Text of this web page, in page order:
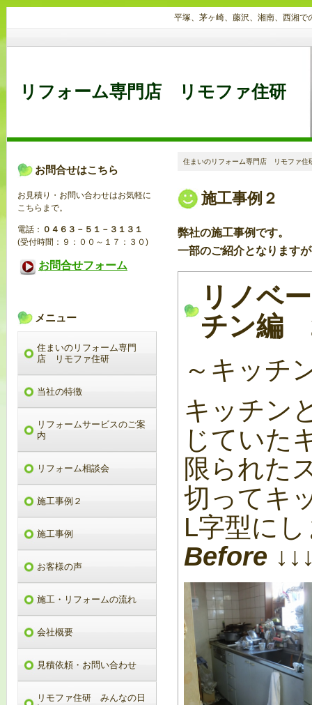
平塚、茅ヶ崎、藤沢、湘南、西湘
リフォーム専門店 リモファ住研
お問合せはこちら
お見積り・お問い合わせはお気軽に
こちらまで。
電話： ０４６３－５１－３１３１
(受付時間：９：００～１７：３０)
お問合せフォーム
メニュー
住まいのリフォーム専門
店 リモファ住研
当社の特徴
リフォームサービスのご案
内
リフォーム相談会
施工事例２
施工事例
お客様の声
施工・リフォームの流れ
会社概要
見積依頼・お問い合わせ
リモファ住研 みんなの日
住まいのリフォーム専門店 リモファ住
施工事例２
弊社の施工事例です。
一部のご紹介となります
リノベ
チン編
～キッチ
キッチン
じていた
限られた
切ってキ
L字型に
Before